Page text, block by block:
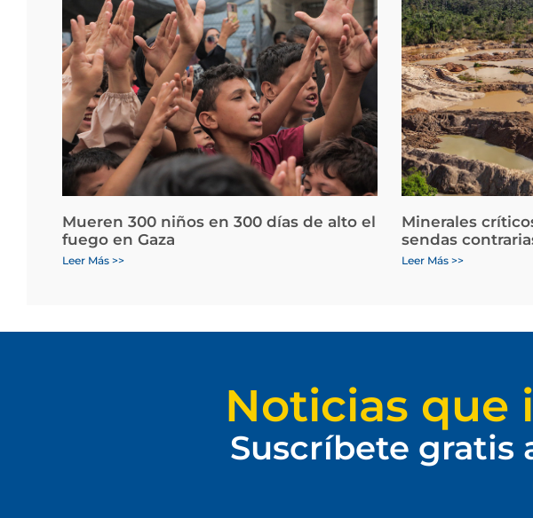
Mueren 300 niños en 300 días de alto el
fuego en Gaza
Leer Más >>
Minerales
sendas
Leer Más >>
Noticias que
Suscríbete gratis